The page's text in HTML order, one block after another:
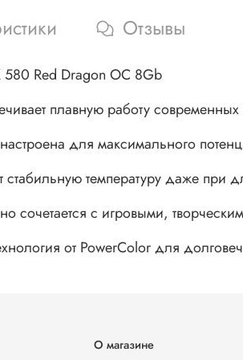
Отзывы
580 Red Dragon OC 8Gb
плавную работу
для максимального
температуру даже при
сочетается с игровыми,
от PowerColor для
О магазине